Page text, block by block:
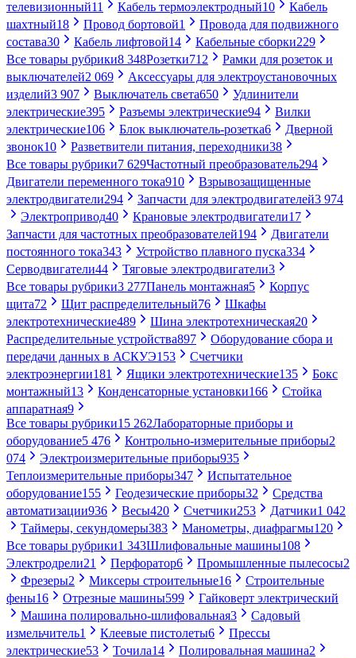
телевизионный11 Кабель термоэлектродный10
Кабель
шахтный18 Провод бортовой1
Провода для подвижного
состава30 Кабель лифтовой14 Кабельные сборки229
Все товары рубрики8 348Розетки712
Рамки для розеток и
выключателей2 069
Аксессуары для электроустановочных
изделий3 907 Выключатель света650
Удлинители
электрические395 Разъемы электрические94
Вилки
электрические106 Блок выключатель-розетка6
Дверной
звонок10 Разветвители питания, переходники38
Все товары рубрики7 629Частотный преобразователь294
Двигатели переменного тока910
Взрывозащищенные
электродвигатели294 Запчасти для электродвигателей3 974
Электропривод40 Крановые электродвигатели17
Запчасти для частотных преобразователей194
Двигатели
постоянного тока343 Устройство плавного пуска334
Серводвигатели44 Тяговые электродвигатели3
Все товары рубрики3 277Панель монтажная5
Корпус
щита72 Щит распределительный76
Шкафы
электротехнические489 Шина электротехническая20
Распределительные устройства897
Оборудование сбора и
передачи данных в АСКУЭ153
Счетчики
электроэнергии181 Ящики электротехнические135
Бокс
монтажный13 Конденсаторные установки166
Стойка
аппаратная9
Все товары рубрики15 262Лабораторные приборы и
оборудование5 476 Контрольно-измерительные приборы2
074
Электроизмерительные приборы935
Теплоизмерительные приборы347
Испытательное
оборудование155 Геодезические приборы32
Средства
автоматизации936 Весы420 Счетчики253 Датчики1 042
Таймеры, секундомеры383 Манометры, диафрагмы120
Все товары рубрики1 343Шлифовальные машины108
Электродрели21 Перфоратор6 Промышленные пылесосы2
Фрезеры2 Миксеры строительные16
Строительные
фены16 Отрезные машины599
Гайковерт электрический
Машина полировально-шлифовальная3
Садовый
измельчитель1 Клеевые пистолеты6
Прессы
электрические53 Точила14 Полировальная машина2